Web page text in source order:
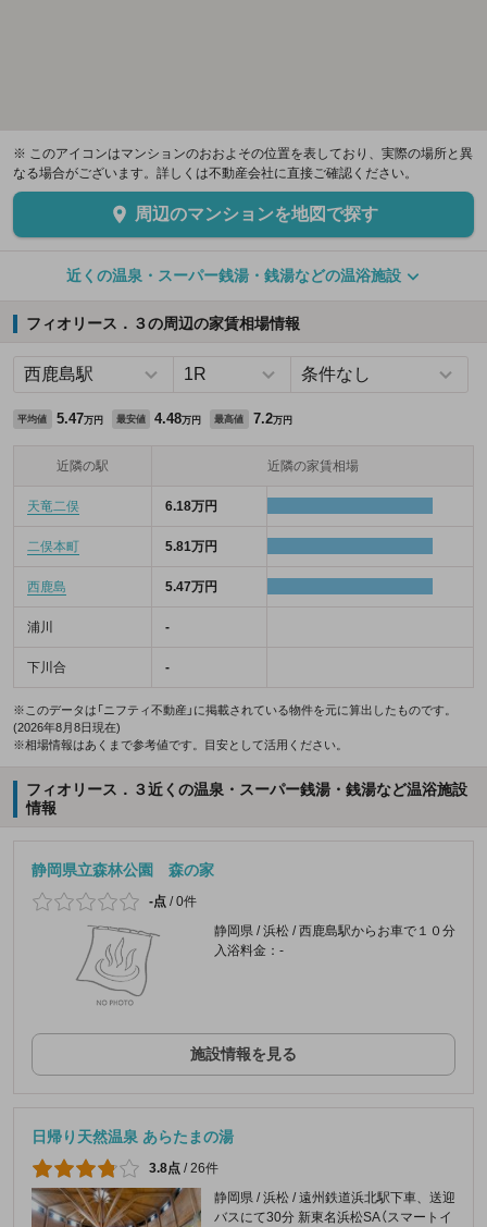
※ このアイコンはマンションのおおよその位置を表しており、実際の場所と異
なる場合がございます。詳しくは不動産会社に直接ご確認ください。
周辺のマンションを地図で探す
近くの温泉・スーパー銭湯・銭湯などの温浴施設
フィオリース．３の周辺の家賃相場情報
平均値 5.47万円 最安値 4.48万円 最高値 7.2万円
近隣の駅 近隣の家賃相場
天竜二俣 6.18万円
二俣本町 5.81万円
西鹿島 5.47万円
浦川 -
下川合 -
※このデータは「ニフティ不動産」に掲載されている物件を元に算出したものです。
(2026年8月8日現在)
※相場情報はあくまで参考値です。目安として活用ください。
フィオリース．３近くの温泉・スーパー銭湯・銭湯など温浴施設
情報
静岡県立森林公園 森の家
-点 /0件
静岡県 / 浜松 / 西鹿島駅からお車で１０分
入浴料金：-
施設情報を見る
日帰り天然温泉 あらたまの湯
3.8点 /26件
静岡県 / 浜松 / 遠州鉄道浜北駅下車、送迎
バスにて30分 新東名浜松SA（スマートイ